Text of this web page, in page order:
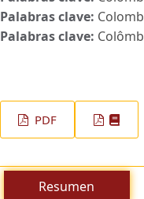
Palabras clave:
Palabras clave:
PDF
Resumen